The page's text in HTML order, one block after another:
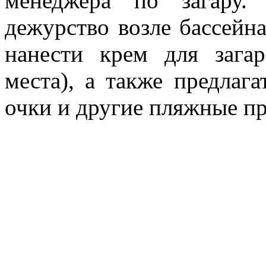
дежурство возле
нанести крем для
места), а также
очки и другие пляжные